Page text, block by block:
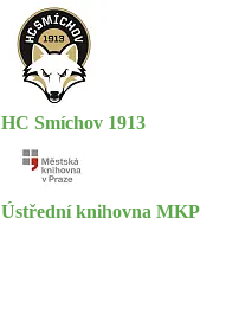
HC Smíchov 1913
Ústřední knihovna MKP